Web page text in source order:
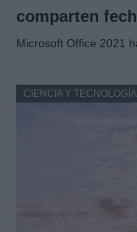
comparten
Microsoft Office 2021
CIENCIA Y TECNOLOGÍA